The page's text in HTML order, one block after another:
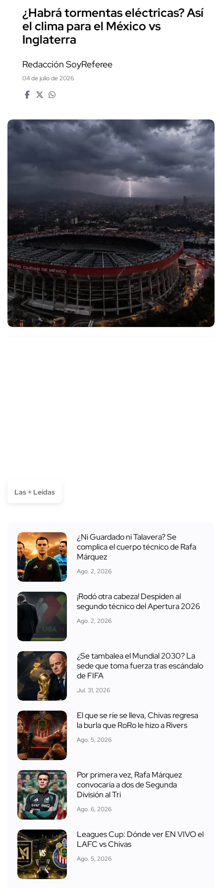
¿Habrá tormentas eléctricas? Así
el clima para el México vs
Inglaterra
Redacción SoyReferee
04 de julio de 2026
Las + Leídas
¿Ni Guardado ni Talavera? Se
complica el cuerpo técnico de Rafa
Márquez
Ago. 2, 2026
¡Rodó otra cabeza! Despiden al
segundo técnico del Apertura 2026
Ago. 2, 2026
¿Se tambalea el Mundial 2030? La
sede que toma fuerza tras escándalo
de FIFA
Jul. 31, 2026
El que se ríe se lleva, Chivas regresa
la burla que RoRo le hizo a Rivers
Ago. 5, 2026
Por primera vez, Rafa Márquez
convocaría a dos de Segunda
División al Tri
Ago. 6, 2026
Leagues Cup: Dónde ver EN VIVO el
LAFC vs Chivas
Ago. 5, 2026